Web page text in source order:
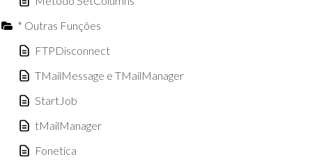
* Outras Funções
FTPDisconnect
TMailMessage e TMailManager
StartJob
tMailManager
Fonetica